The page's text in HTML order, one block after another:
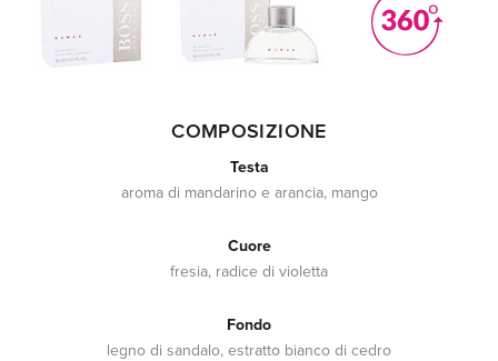
COMPOSIZIONE
Testa
aroma di mandarino e arancia, mango
Cuore
fresia, radice di violetta
Fondo
legno di sandalo, estratto bianco di cedro